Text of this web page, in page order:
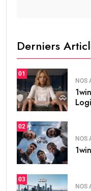
Derniers
01
NOS
02
NOS
03
NOS